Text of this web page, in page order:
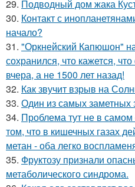
29. Подводный дом жака
30. Контакт с
начало?
31. "Оркнейский Капюшон"
сохранился, что кажется,
вчера, а не 1500 лет назад!
32. Как звучит взрыв на
33. Один из самых заметных
34. Проблема тут не в самом
том, что в кишечных газах
метан - оба легко
35. Фруктозу признали
метаболического синдрома.